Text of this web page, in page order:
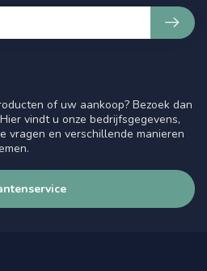
of uw aankoop? Bezoek dan
vindt u onze bedrijfsgegevens,
vragen en verschillende manieren